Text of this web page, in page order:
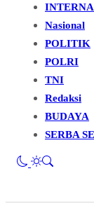
Nasional
POLITIK
POLRI
TNI
Redaksi
BUDAYA
SERBA